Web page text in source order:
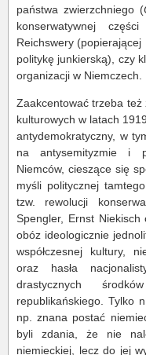
państwa zwierzchniego (
konserwatywnej
Reichswery
politykę junkierską), czy
organizacji w Niemczech.
Zaakcentować trzeba
kulturowych w latach
antydemokratyczny, w
na antysemityzmie i
Niemców, cieszące się
myśli politycznej
tzw. rewolucji
Spengler, Ernst
obóz ideologicznie
współczesnej kultury,
oraz hasła
drastycznych
republikańskiego. Tylko
np. znana postać
byli zdania, że nie
niemieckiej, lecz do jej